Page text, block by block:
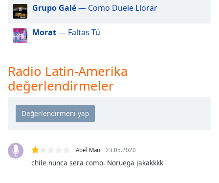
window.
Text
Color
Opacity
Background
Color
Opacity
Grupo Galé— Como Duele Llorar
Morat— Faltas Tú
Radio Latin-Amerika
değerlendirmeler
Abel Man 23.05.2020
chile nunca sera como. Noruega jakakkkk